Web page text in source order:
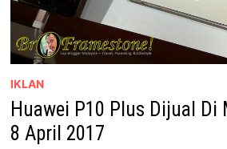
IKLAN
Huawei P10 Plus Dijual Di
8 April 2017